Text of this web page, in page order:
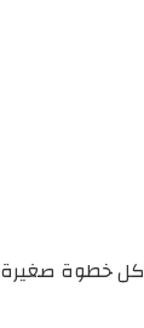
كل خطوة صغيرة